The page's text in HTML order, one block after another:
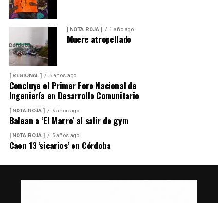
[ NOTA ROJA ] 1 año ago
Muere atropellado
[ REGIONAL ] 5 años ago
Concluye el Primer Foro Nacional de
Ingeniería en Desarrollo Comunitario
[ NOTA ROJA ] 5 años ago
Balean a ‘El Marro’ al salir de gym
[ NOTA ROJA ] 5 años ago
Caen 13 ‘sicarios’ en Córdoba